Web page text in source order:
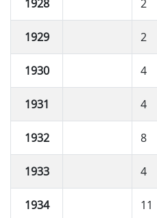
1928 2
1929 2
1930 4
1931 4
1932 8
1933 4
1934 11